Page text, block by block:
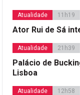
Atualidade 11h19
Ator Rui de Sá
Atualidade 21h39
Palácio de
Lisboa
Atualidade 12h58